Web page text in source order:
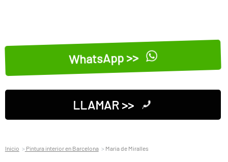
WhatsApp >>
LLAMAR >>
Inicio Pintura interior en Barcelona Maria de Miralles